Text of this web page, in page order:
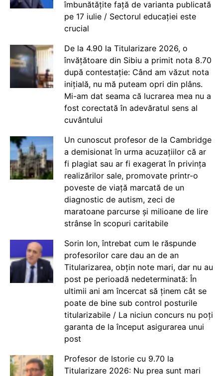
îmbunătățite față de varianta publicată
pe 17 iulie / Sectorul educației este
crucial
De la 4.90 la Titularizare 2026, o
învățătoare din Sibiu a primit nota 8.70
după contestație: Când am văzut nota
inițială, nu mă puteam opri din plâns.
Mi-am dat seama că lucrarea mea nu a
fost corectată în adevăratul sens al
cuvântului
Un cunoscut profesor de la Cambridge
a demisionat în urma acuzațiilor că ar
fi plagiat sau ar fi exagerat în privința
realizărilor sale, promovate printr-o
poveste de viață marcată de un
diagnostic de autism, zeci de
maratoane parcurse și milioane de lire
strânse în scopuri caritabile
Sorin Ion, întrebat cum le răspunde
profesorilor care dau an de an
Titularizarea, obțin note mari, dar nu au
post pe perioadă nedeterminată: În
ultimii ani am încercat să ținem cât se
poate de bine sub control posturile
titularizabile / La niciun concurs nu poți
garanta de la început asigurarea unui
post
Profesor de Istorie cu 9.70 la
Titularizare 2026: Nu prea sunt mari